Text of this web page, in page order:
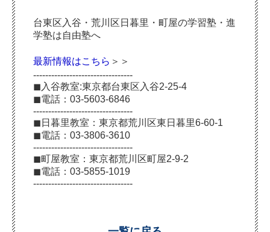
台東区入谷・荒川区日暮里・町屋の学習塾・進
学塾は自由塾へ
最新情報はこちら ＞＞
---------------------------------
◼︎入谷教室:東京都台東区入谷2-25-4
◼︎電話：03-5603-6846
---------------------------------
◼︎日暮里教室：東京都荒川区東日暮里6-60-1
◼︎電話：03-3806-3610
---------------------------------
◼︎町屋教室：東京都荒川区町屋2-9-2
◼︎電話：03-5855-1019
---------------------------------